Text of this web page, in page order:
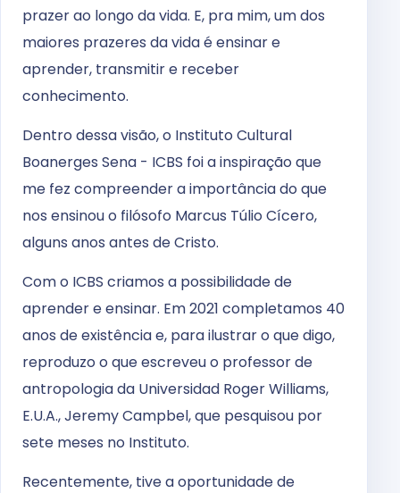
prazer ao longo da vida. E, pra mim, um dos
maiores prazeres da vida é ensinar e
aprender, transmitir e receber
conhecimento.
Dentro dessa visão, o Instituto Cultural
Boanerges Sena - ICBS foi a inspiração que
me fez compreender a importância do que
nos ensinou o filósofo Marcus Túlio Cícero,
alguns anos antes de Cristo.
Com o ICBS criamos a possibilidade de
aprender e ensinar. Em 2021 completamos 40
anos de existência e, para ilustrar o que digo,
reproduzo o que escreveu o professor de
antropologia da Universidad Roger Williams,
E.U.A., Jeremy Campbel, que pesquisou por
sete meses no Instituto.
Recentemente, tive a oportunidade de